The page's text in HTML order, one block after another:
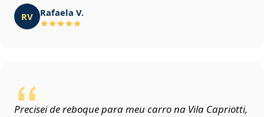
RV Rafaela V.
Precisei de reboque para meu carro na Vila Capriotti,